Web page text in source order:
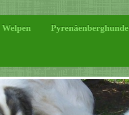
Welpen Pyrenäenberghunde